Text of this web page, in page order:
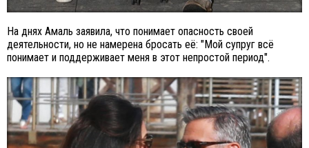
На днях Амаль заявила, что понимает опасность своей
деятельности, но не намерена бросать её: "Мой супруг всё
понимает и поддерживает меня в этот непростой период".